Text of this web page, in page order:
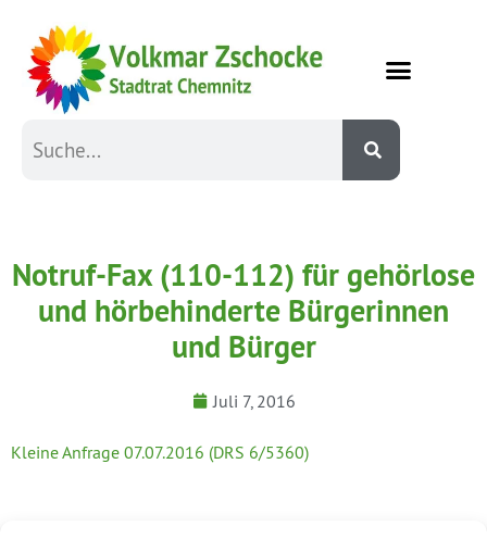
Notruf-Fax (110-112) für gehörlose
und hörbehinderte Bürgerinnen
und Bürger
Juli 7, 2016
Kleine Anfrage 07.07.2016 (DRS 6/5360)